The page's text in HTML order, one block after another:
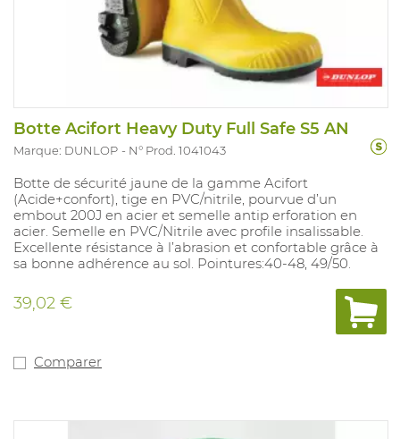
Botte Acifort Heavy Duty Full Safe S5 AN
Marque: DUNLOP N° Prod. 1041043
Botte de sécurité jaune de la gamme Acifort
(Acide+confort), tige en PVC/nitrile, pourvue d’un
embout 200J en acier et semelle antip erforation en
acier. Semelle en PVC/Nitrile avec profile insalissable.
Excellente résistance à l’abrasion et confortable grâce à
sa bonne adhérence au sol. Pointures:40-48, 49/50.
39,02 €
Comparer